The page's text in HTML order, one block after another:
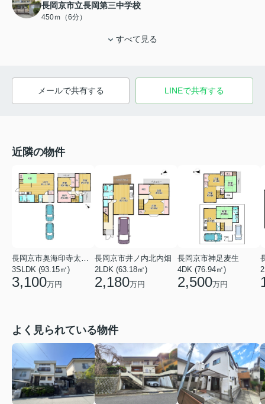
長岡京市立長岡第三中学校
450ｍ（6分）
すべて見る
メールで共有する LINEで共有する
近隣の物件
長岡京市奥海印寺太鼓山
3SLDK (93.15㎡)
3,100万円
長岡京市井ノ内北内畑
2LDK (63.18㎡)
2,180万円
長岡京市神足麦生
4DK (76.94㎡)
2,500万円
よく見られている物件